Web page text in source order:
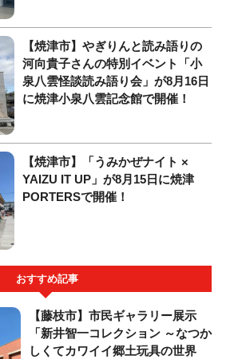
【焼津市】やぎりんと読み語りの
河向貴子さんの特別イベント「小
泉八雲怪談読み語り会」が8月16日
に焼津小泉八雲記念館で開催！
【焼津市】「うみかぜナイト ×
YAIZU IT UP」が8月15日に焼津
PORTERSで開催！
おすすめ記事
【藤枝市】市民ギャラリー展示
「新井智一コレクション ～なつか
しくてカワイイ郷土玩具の世界